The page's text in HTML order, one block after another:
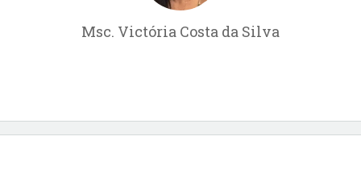
Msc. Victória Costa da Silva